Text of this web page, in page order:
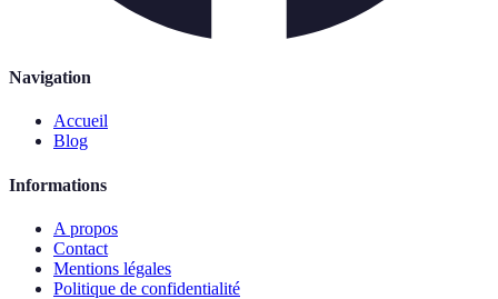
Navigation
Accueil
Blog
Informations
A propos
Contact
Mentions légales
Politique de confidentialité